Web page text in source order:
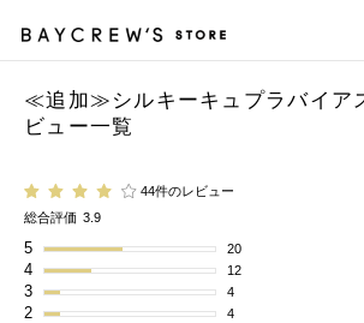
≪追加≫シルキーキュプラバイア
ビュー一覧
44件のレビュー
総合評価 3.9
5 20
4 12
3 4
2 4